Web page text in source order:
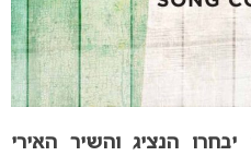
הנציג והשיר האירי